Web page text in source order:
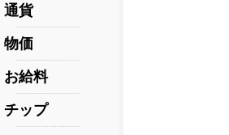
通貨
物価
お給料
チップ